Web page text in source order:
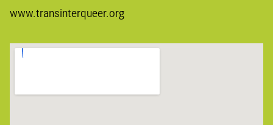
www.transinterqueer.org